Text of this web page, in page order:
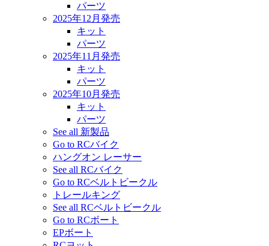
パーツ
2025年12月発売
キット
パーツ
2025年11月発売
キット
パーツ
2025年10月発売
キット
パーツ
See all 新製品
Go to RCバイク
ハングオン レーサー
See all RCバイク
Go to RCベルトビークル
トレールキング
See all RCベルトビークル
Go to RCボート
EPボート